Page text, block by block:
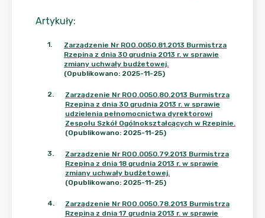
Artykuły:
1.
Zarządzenie Nr ROO.0050.81.2013 Burmistrza
Rzepina z dnia 30 grudnia 2013 r. w sprawie
zmiany uchwały budżetowej.
(Opublikowano: 2025-11-25)
2.
Zarządzenie Nr ROO.0050.80.2013 Burmistrza
Rzepina z dnia 30 grudnia 2013 r. w sprawie
udzielenia pełnomocnictwa dyrektorowi
Zespołu Szkół Ogólnokształcących w Rzepinie.
(Opublikowano: 2025-11-25)
3.
Zarządzenie Nr ROO.0050.79.2013 Burmistrza
Rzepina z dnia 18 grudnia 2013 r. w sprawie
zmiany uchwały budżetowej.
(Opublikowano: 2025-11-25)
4.
Zarządzenie Nr ROO.0050.78.2013 Burmistrza
Rzepina z dnia 17 grudnia 2013 r. w sprawie